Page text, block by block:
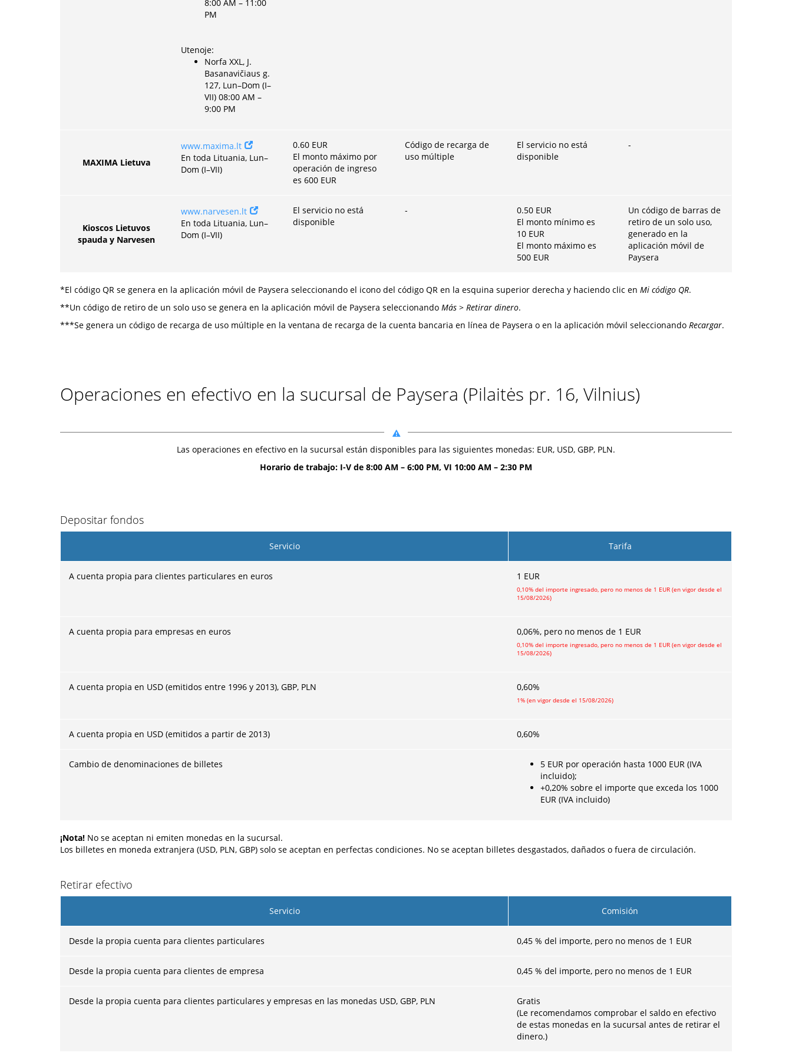
8:00 AM – 11:00
PM
Utenoje:
Norfa XXL, J.
Basanavičiaus g.
127, Lun–Dom (I–
VII) 08:00 AM –
9:00 PM
MAXIMA Lietuva
www.maxima.lt
En toda Lituania, Lun–
Dom (I–VII)
0.60 EUR
El monto máximo por
operación de ingreso
es 600 EUR
Código de recarga de
uso múltiple
El servicio no está
disponible
-
Kioscos Lietuvos
spauda y Narvesen
www.narvesen.lt
En toda Lituania, Lun–
Dom (I–VII)
El servicio no está
disponible
- 0.50 EUR
El monto mínimo es
10 EUR
El monto máximo es
500 EUR
Un código de barras de
retiro de un solo uso,
generado en la
aplicación móvil de
Paysera
*El código QR se genera en la aplicación móvil de Paysera seleccionando el icono del código QR en la esquina superior derecha y haciendo clic en Mi código QR.
**Un código de retiro de un solo uso se genera en la aplicación móvil de Paysera seleccionando Más > Retirar dinero.
***Se genera un código de recarga de uso múltiple en la ventana de recarga de la cuenta bancaria en línea de Paysera o en la aplicación móvil seleccionando Recargar.
Operaciones en efectivo en la sucursal de Paysera (Pilaitės pr. 16, Vilnius)
Las operaciones en efectivo en la sucursal están disponibles para las siguientes monedas: EUR, USD, GBP, PLN.
Horario de trabajo: I-V de 8:00 AM – 6:00 PM, VI 10:00 AM – 2:30 PM
Depositar fondos
Servicio Tarifa
A cuenta propia para clientes particulares en euros 1 EUR
0,10% del importe ingresado, pero no menos de 1 EUR (en vigor desde el
15/08/2026)
A cuenta propia para empresas en euros 0,06%, pero no menos de 1 EUR
0,10% del importe ingresado, pero no menos de 1 EUR (en vigor desde el
15/08/2026)
A cuenta propia en USD (emitidos entre 1996 y 2013), GBP, PLN 0,60%
1% (en vigor desde el 15/08/2026)
A cuenta propia en USD (emitidos a partir de 2013) 0,60%
Cambio de denominaciones de billetes
5 EUR por operación hasta 1000 EUR (IVA
incluido);
+0,20% sobre el importe que exceda los 1000
EUR (IVA incluido)
¡Nota! No se aceptan ni emiten monedas en la sucursal.
Los billetes en moneda extranjera (USD, PLN, GBP) solo se aceptan en perfectas condiciones. No se aceptan billetes desgastados, dañados o fuera de circulación.
Retirar efectivo
Servicio Comisión
Desde la propia cuenta para clientes particulares 0,45 % del importe, pero no menos de 1 EUR
Desde la propia cuenta para clientes de empresa 0,45 % del importe, pero no menos de 1 EUR
Desde la propia cuenta para clientes particulares y empresas en las monedas USD, GBP, PLN
Gratis
(Le recomendamos comprobar el saldo en efectivo
de estas monedas en la sucursal antes de retirar el
dinero.)